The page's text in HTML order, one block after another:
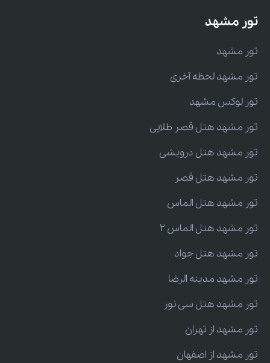
تور مشهد
تور مشهد
تور مشهد لحظه آخری
تور لوکس مشهد
تور مشهد هتل قصر طلایی
تور مشهد هتل درویشی
تور مشهد هتل قصر
تور مشهد هتل الماس
تور مشهد هتل الماس 2
تور مشهد هتل جواد
تور مشهد مدینه الرضا
تور مشهد هتل سی نور
تور مشهد از تهران
تور مشهد از اصفهان